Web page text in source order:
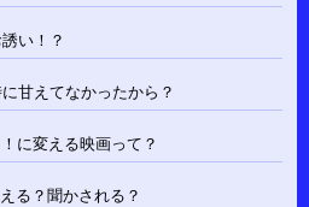
い！？
甘えてなかったから？
に変える映画って？
る？聞かされる？